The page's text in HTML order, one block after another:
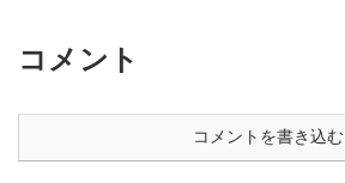
コメント
コメントを書き込む